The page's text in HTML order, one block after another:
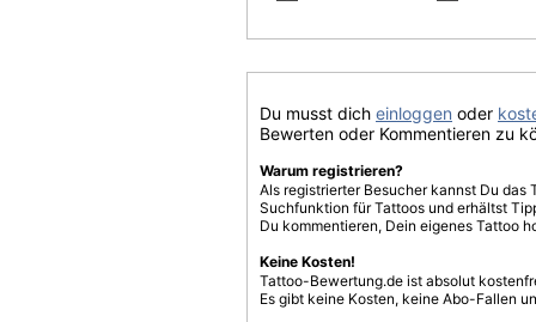
Du musst dich einloggen oder
Bewerten oder Kommentieren zu
Warum registrieren?
Als registrierter Besucher kannst Du
Suchfunktion für Tattoos und erhältst
Du kommentieren, Dein eigenes Tattoo
Keine Kosten!
Tattoo-Bewertung.de ist absolut
Es gibt keine Kosten, keine Abo-Fallen